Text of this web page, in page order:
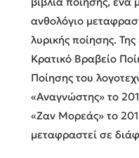
ανθολόγιο
λυρικής ποίησης.
Κρατικό Βραβείο
Ποίησης του
«Aναγνώστης» το
«Ζαν Μορεάς» το
μεταφραστεί σε